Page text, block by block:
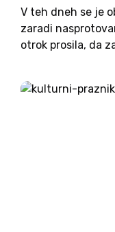
V teh dneh se je
zaradi
otrok prosila, da
cepljenja.
na sredini pa...